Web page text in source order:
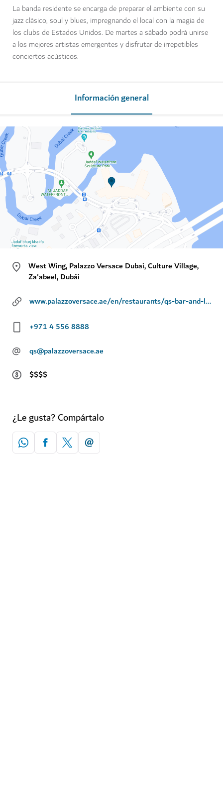
La banda residente se encarga de preparar el ambiente con su
jazz clásico, soul y blues, impregnando el local con la magia de
los clubs de Estados Unidos. De martes a sábado podrá unirse
a los mejores artistas emergentes y disfrutar de irrepetibles
conciertos acústicos.
Información general
West Wing, Palazzo Versace Dubai, Culture Village,
Za'abeel, Dubái
www.palazzoversace.ae/en/restaurants/qs-bar-and-lounge.html
+971 4 556 8888
@
qs@palazzoversace.ae
$$$$
¿Le gusta? Compártalo